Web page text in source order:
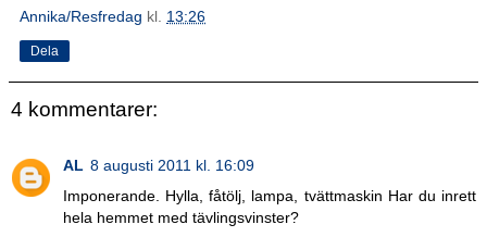
Annika/Resfredag kl. 13:26
Dela
4 kommentarer:
AL 8 augusti 2011 kl. 16:09
Imponerande. Hylla, fåtölj, lampa, tvättmaskin Har du inrett
hela hemmet med tävlingsvinster?